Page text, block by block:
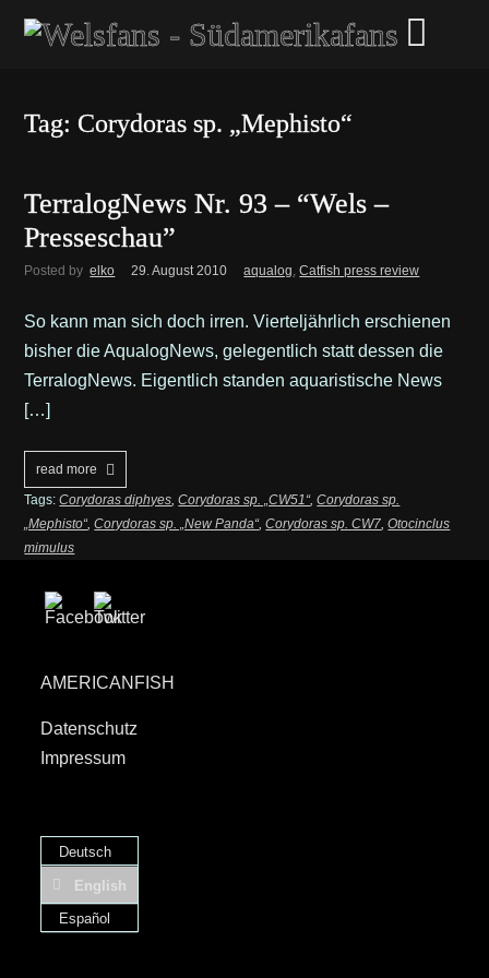
Tag: Corydoras sp. „Mephisto“
TerralogNews Nr. 93 – “Wels –
Presseschau”
Posted by elko 29. August 2010 aqualog,Catfish press review
So kann man sich doch irren. Vierteljährlich erschienen
bisher die AqualogNews, gelegentlich statt dessen die
TerralogNews. Eigentlich standen aquaristische News
[…]
read more
Tags:Corydoras diphyes,Corydoras sp. „CW51“,Corydoras sp.
„Mephisto“,Corydoras sp. „New Panda“,Corydoras sp. CW7,Otocinclus
mimulus
AMERICANFISH
Datenschutz
Impressum
Deutsch
English
Español